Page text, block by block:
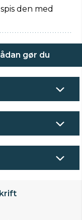
den med
gør du